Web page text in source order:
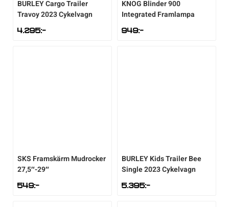
BURLEYCargo Trailer
Travoy 2023 Cykelvagn
4.295:-
KNOG Blinder 900
Integrated Framlampa
949:-
SKS Framskärm Mudrocker
27,5″-29″
549:-
BURLEYKids Trailer Bee
Single 2023 Cykelvagn
5.395:-